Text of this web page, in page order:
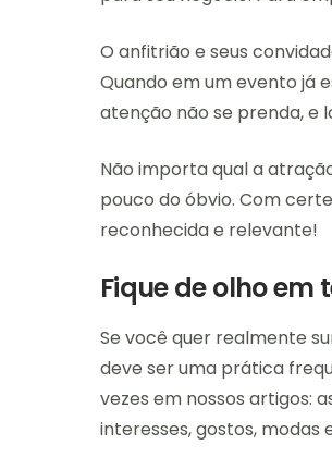
O anfitrião e seus
Quando em um evento já
atenção não se prenda, e
Não importa qual a
pouco do óbvio. Com
reconhecida e relevante!
Fique de olho em
Se você quer realmente
deve ser uma prática
vezes em nossos artigos:
interesses, gostos, modas